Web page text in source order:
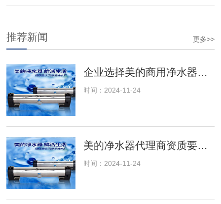
更多>>
推荐新闻
时间：2024-11-24
美的净水器代理商资质要求及审核流程
时间：2024-11-24